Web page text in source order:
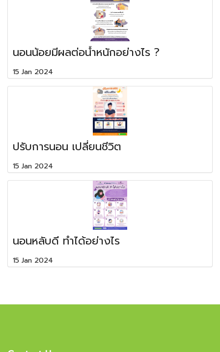
นอนน้อยมีผลต่อน้ำหนักอย่างไร ?
15 Jan 2024
ปรับการนอน เปลี่ยนชีวิต
15 Jan 2024
นอนหลับดี ทำได้อย่างไร
15 Jan 2024